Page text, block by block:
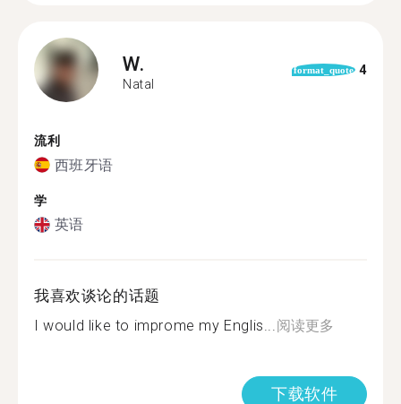
W.
Natal
format_quote 4
流利
西班牙语
学
英语
我喜欢谈论的话题
I would like to improme my Englis...阅读更多
下载软件